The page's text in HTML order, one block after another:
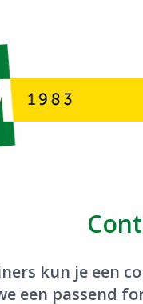
kun je een
een passend